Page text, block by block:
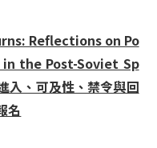
Reflections on Po
the Post-Soviet Sp
入、可及性、禁令與回
名